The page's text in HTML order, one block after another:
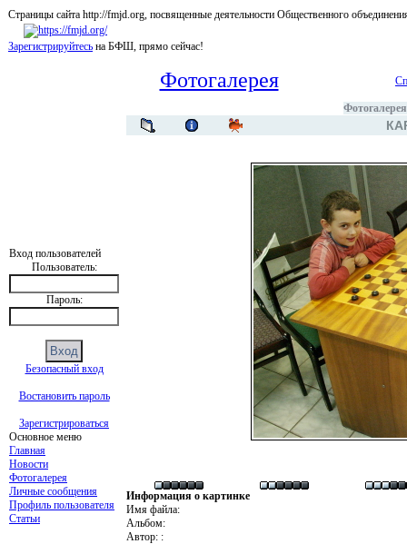
Страницы сайта http://fmjd.org, посвященные деятельности Общественного
Зарегистрируйтесь на БФШ, прямо сейчас!
Вход пользователей
Пользователь:
Пароль:
Безопасный вход
Востановить пароль
Зарегистрироваться
Основное меню
Главная
Новости
Фотогалерея
Личные сообщения
Профиль пользователя
Статьи
Фотогалерея
Фотогалерея
Информация о картинке
Имя файла:
Альбом:
Автор: :